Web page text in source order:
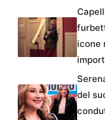
icone
del